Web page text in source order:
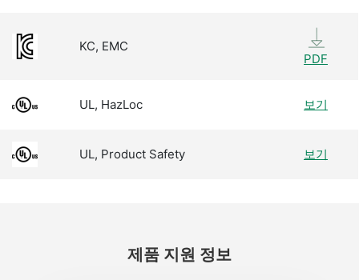
KC, EMC
PDF
UL, HazLoc 보기
UL, Product Safety 보기
제품 지원 정보